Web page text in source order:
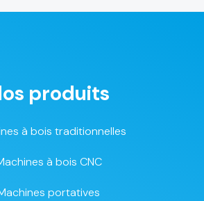
produits
à bois traditionnelles
à bois CNC
portatives